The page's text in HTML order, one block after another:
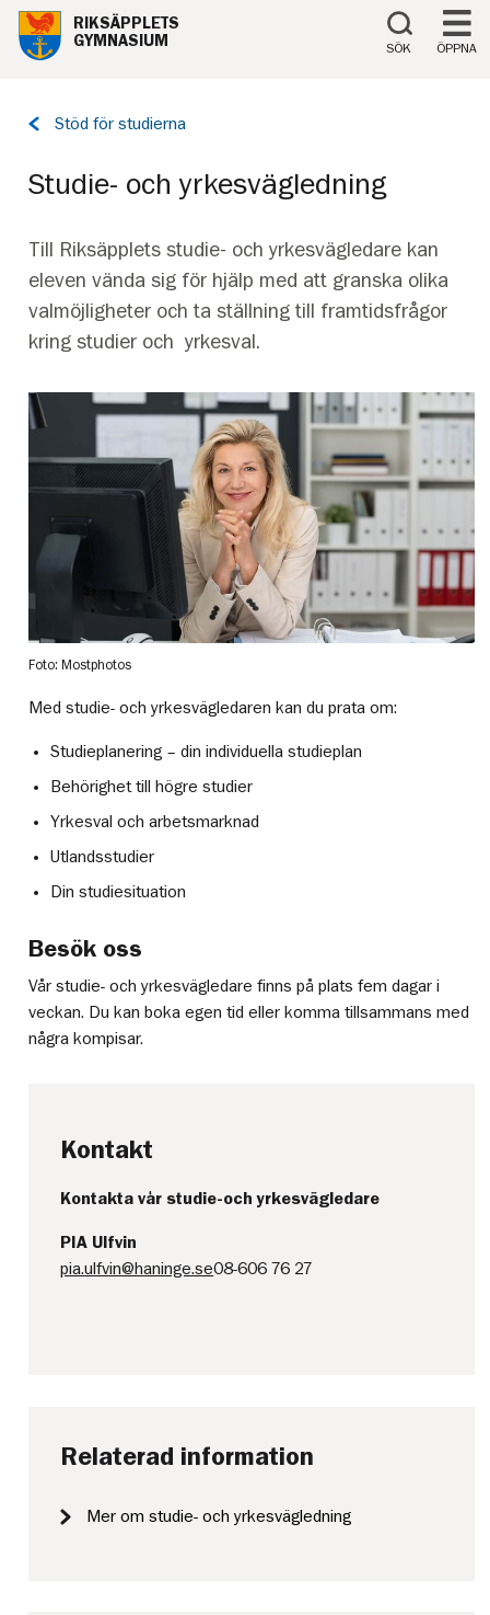
Till innehåll på sidan
RIKSÄPPLETS
GYMNASIUM
SÖK ÖPPNA
Tillbaka
Stöd för studierna
Studie- och yrkesvägledning
Till Riksäpplets studie- och yrkesvägledare kan
eleven vända sig för hjälp med att granska olika
valmöjligheter och ta ställning till framtidsfrågor
kring studier och yrkesval.
Foto: Mostphotos
Med studie- och yrkesvägledaren kan du prata om:
Studieplanering – din individuella studieplan
Behörighet till högre studier
Yrkesval och arbetsmarknad
Utlandsstudier
Din studiesituation
Besök oss
Vår studie- och yrkesvägledare finns på plats fem dagar i
veckan. Du kan boka egen tid eller komma tillsammans med
några kompisar.
Kontakt
Kontakta vår studie-och yrkesvägledare
PIA Ulfvin
pia.ulfvin@haninge.se08-606 76 27
Relaterad information
Mer om studie- och yrkesvägledning